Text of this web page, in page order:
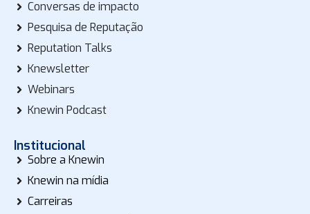
Conversas de impacto
Pesquisa de Reputação
Reputation Talks
Knewsletter
Webinars
Knewin Podcast
Institucional
Sobre a Knewin
Knewin na mídia
Carreiras